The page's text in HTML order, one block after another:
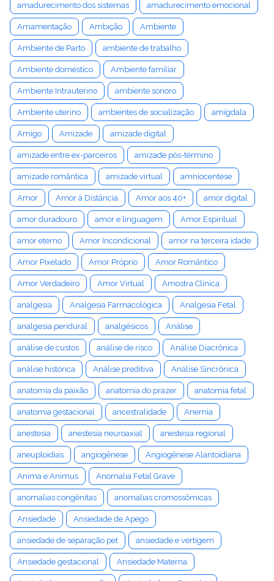
amadurecimento dos sistemas amadurecimento emocional
Amamentação Ambição Ambiente
Ambiente de Parto ambiente de trabalho
Ambiente doméstico Ambiente familiar
Ambiente Intrauterino ambiente sonoro
Ambiente uterino ambientes de socialização amígdala
Amigo Amizade amizade digital
amizade entre ex-parceiros amizade pós-término
amizade romântica amizade virtual amniocentese
Amor Amor à Distância Amor aos 40+ amor digital
amor duradouro amor e linguagem Amor Espiritual
amor eterno Amor Incondicional amor na terceira idade
Amor Pixelado Amor Próprio Amor Romântico
Amor Verdadeiro Amor Virtual Amostra Clínica
analgesia Analgesia Farmacológica Analgesia Fetal
analgesia peridural analgésicos Análise
análise de custos análise de risco Análise Diacrônica
análise histórica Análise preditiva Análise Sincrônica
anatomia da paixão anatomia do prazer anatomia fetal
anatomia gestacional ancestralidade Anemia
anestesia anestesia neuroaxial anestesia regional
aneuploidias angiogênese Angiogênese Alantoidiana
Anima e Animus Anomalia Fetal Grave
anomalias congênitas anomalias cromossômicas
Ansiedade Ansiedade de Apego
ansiedade de separação pet ansiedade e vertigem
Ansiedade gestacional Ansiedade Materna